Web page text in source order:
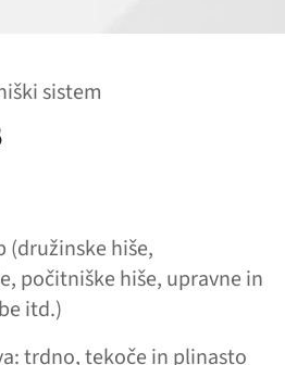
sistem
(družinske hiše,
počitniške hiše, upravne in
itd.)
trdno, tekoče in plinasto